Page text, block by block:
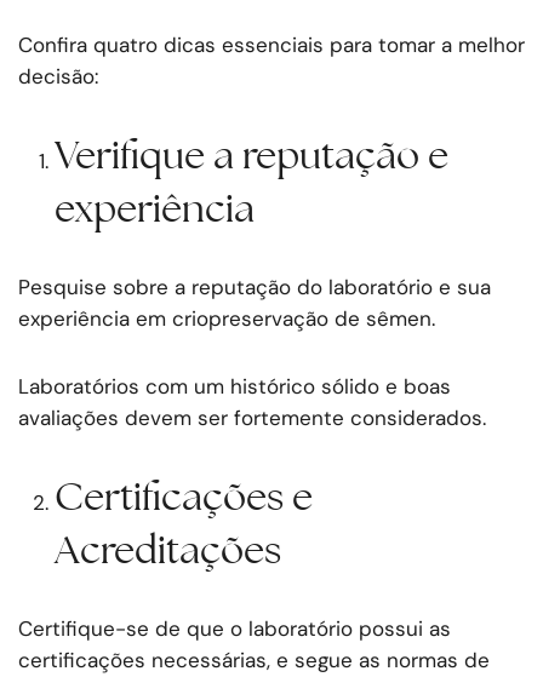
Confira quatro dicas essenciais para tomar a melhor
decisão:
Verifique a reputação e
experiência
Pesquise sobre a reputação do laboratório e sua
experiência em criopreservação de sêmen.
Laboratórios com um histórico sólido e boas
avaliações devem ser fortemente considerados.
Certificações e
Acreditações
Certifique-se de que o laboratório possui as
certificações necessárias, e segue as normas de